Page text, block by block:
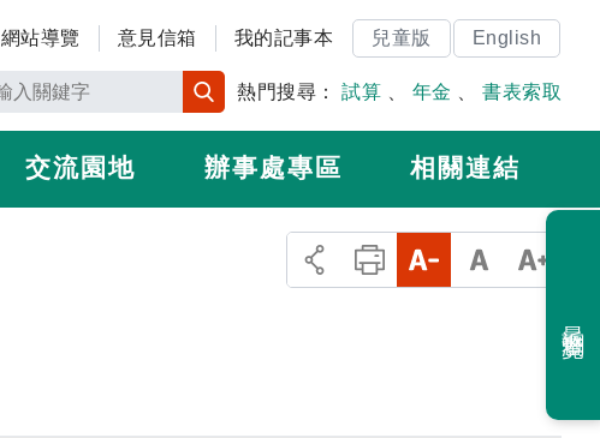
網站導覽 意見信箱 我的記事本 兒童版 English
熱門搜尋： 試算 年金 書表索取
交流園地 辦事處專區 相關連結